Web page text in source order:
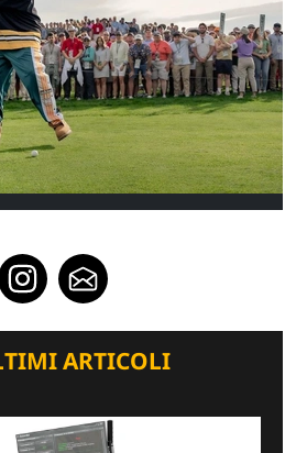
ARTICOLI